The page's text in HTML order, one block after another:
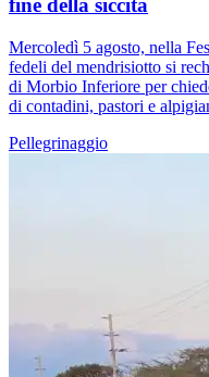
fine della siccità
Mercoledì 5 agosto, nella
fedeli del mendrisiotto si
di Morbio Inferiore per
di contadini, pastori e
Pellegrinaggio